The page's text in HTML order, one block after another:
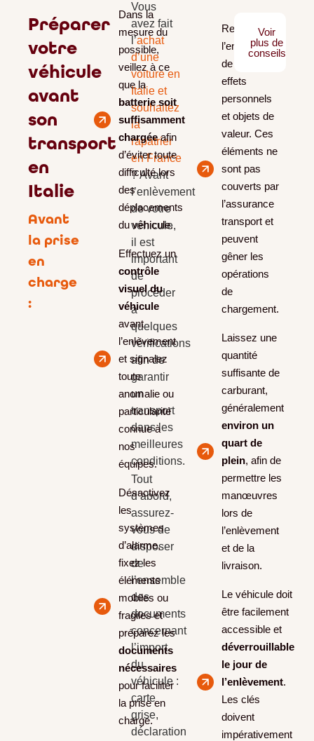
Préparer
votre
véhicule
avant
son
transport
en
Italie
Avant
la prise
en
charge
:​
Vous
avez fait
l’achat
d’une
voiture en
Italie et
souhaitez
la
rapatrier
en France
? Avant
l’enlèvement
de votre
véhicule,
il est
important
de
procéder
à
quelques
vérifications
afin de
garantir
un
transport
dans les
meilleures
conditions.
Tout
d’abord,
assurez-
vous de
disposer
de
l’ensemble
des
documents
concernant
l’import
du
véhicule :
carte
grise,
déclaration
Retirez
l’ensemble
de vos
effets
personnels
et objets de
valeur. Ces
éléments ne
sont pas
couverts par
l’assurance
transport et
peuvent
gêner les
opérations
de
chargement.
Laissez une
quantité
suffisante de
carburant,
généralement
environ un
quart de
plein, afin de
permettre les
manœuvres
lors de
l’enlèvement
et de la
livraison.
Le véhicule doit
être facilement
accessible et
déverrouillable
le jour de
l’enlèvement.
Les clés
doivent
impérativement
Dans la
mesure du
possible,
veillez à ce
que la
batterie soit
suffisamment
chargéeafin
d’éviter toute
difficulté lors
des
déplacements
du véhicule.
Effectuez un
contrôle
visuel du
véhicule
avant
l’enlèvement
et signalez
toute
anomalie ou
particularité
connue à
nos
équipes.
Désactivez
les
systèmes
d’alarme,
fixez les
éléments
mobiles ou
fragiles et
préparez les
documents
nécessaires
pour faciliter
la prise en
charge.
Voir
plus de
conseils